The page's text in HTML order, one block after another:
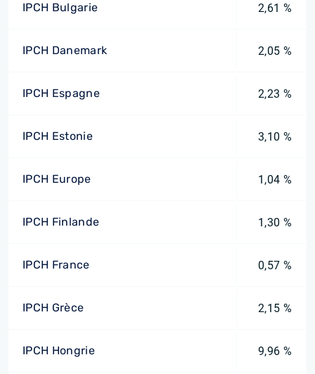
IPCH Bulgarie 2,61 %
IPCH Danemark 2,05 %
IPCH Espagne 2,23 %
IPCH Estonie 3,10 %
IPCH Europe 1,04 %
IPCH Finlande 1,30 %
IPCH France 0,57 %
IPCH Grèce 2,15 %
IPCH Hongrie 9,96 %